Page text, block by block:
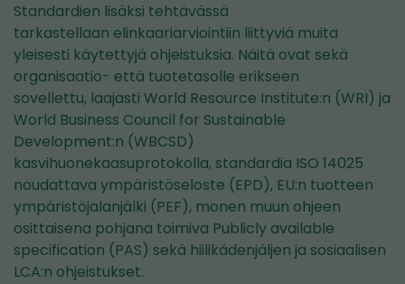
Standardien lisäksi tehtävässä
tarkastellaan elinkaariarviointiin liittyviä muita
yleisesti käytettyjä ohjeistuksia. Näitä ovat sekä
organisaatio- että tuotetasolle erikseen
sovellettu, laajasti World Resource Institute:n (WRI) ja
World Business Council for Sustainable
Development:n (WBCSD)
kasvihuonekaasuprotokolla, standardia ISO 14025
noudattava ympäristöseloste (EPD), EU:n tuotteen
ympäristöjalanjälki (PEF), monen muun ohjeen
osittaisena pohjana toimiva Publicly available
specification (PAS) sekä hiilikädenjäljen ja sosiaalisen
LCA:n ohjeistukset.